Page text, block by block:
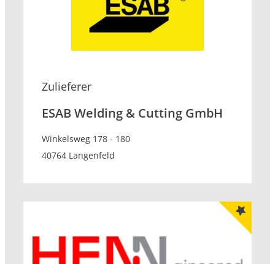
Zulieferer
ESAB Welding & Cutting GmbH
Winkelsweg 178 - 180
40764 Langenfeld